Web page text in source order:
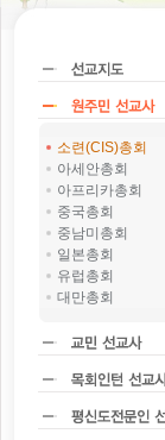
소련(CIS)총회
아세안총회
아프리카총회
중국총회
중남미총회
일본총회
유럽총회
대만총회